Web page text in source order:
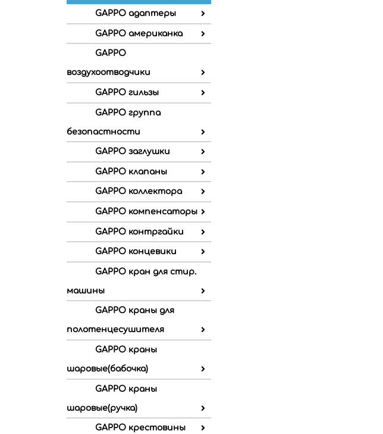
GAPPO адаптеры
GAPPO американка
GAPPO
воздухоотводчики
GAPPO гильзы
GAPPO группа
безопастности
GAPPO заглушки
GAPPO клапаны
GAPPO коллектора
GAPPO компенсаторы
GAPPO контргайки
GAPPO концевики
GAPPO кран для стир.
машины
GAPPO краны для
полотенцесушителя
GAPPO краны
шаровые(бабочка)
GAPPO краны
шаровые(ручка)
GAPPO крестовины